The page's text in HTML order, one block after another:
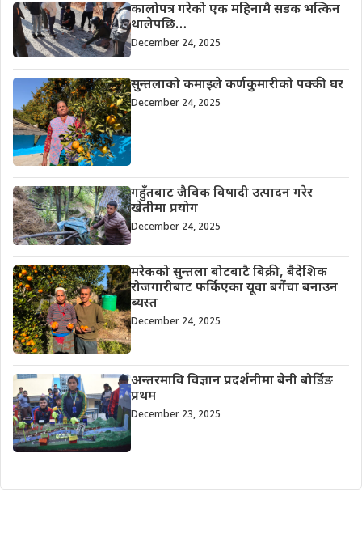
कालोपत्र गरेको एक महिनामै सडक भत्किन
थालेपछि…
December 24, 2025
सुन्तलाको कमाइले कर्णकुमारीको पक्की घर
December 24, 2025
गहुँतबाट जैविक विषादी उत्पादन गरेर
खेतीमा प्रयोग
December 24, 2025
मरेकको सुन्तला बोटबाटै बिक्री, बैदेशिक
रोजगारीबाट फर्किएका यूवा बगैंचा बनाउन
ब्यस्त
December 24, 2025
अन्तरमावि विज्ञान प्रदर्शनीमा बेनी बोर्डिङ
प्रथम
December 23, 2025